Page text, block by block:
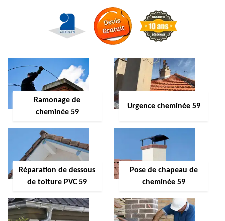
Ramonage de
cheminée 59
Urgence cheminée 59
Réparation de dessous
de toiture PVC 59
Pose de chapeau de
cheminée 59